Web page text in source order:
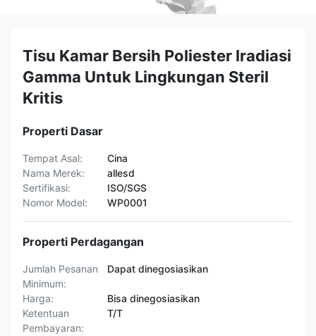
Tisu Kamar Bersih Poliester Iradiasi
Gamma Untuk Lingkungan Steril
Kritis
Properti Dasar
Tempat Asal:
Cina
Nama Merek:
allesd
Sertifikasi:
ISO/SGS
Nomor Model:
WP0001
Properti Perdagangan
Jumlah Pesanan
Minimum:
Dapat dinegosiasikan
Harga:
Bisa dinegosiasikan
Ketentuan
Pembayaran:
T/T